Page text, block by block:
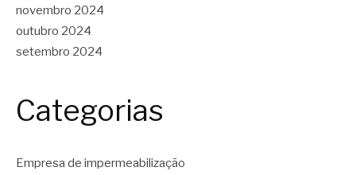
novembro 2024
outubro 2024
setembro 2024
Categorias
Empresa de impermeabilização